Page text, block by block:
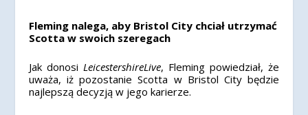
Fleming nalega, aby Bristol City chciał utrzymać
Scotta w swoich szeregach
Jak donosiLeicestershireLive, Fleming powiedział, że
uważa, iż pozostanie Scotta w Bristol City będzie
najlepszą decyzją w jego karierze.